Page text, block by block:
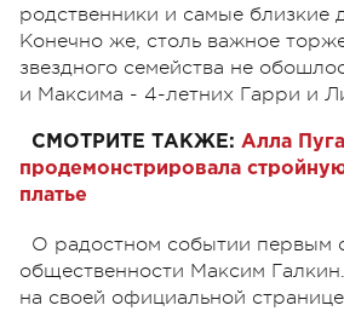
родственники и самые близкие
Конечно же, столь важное
звездного семейства не
и Максима - 4-летних Гарри и
СМОТРИТЕ ТАКЖЕ: Алла
продемонстрировала
платье
О радостном событии первым
общественности Максим
на своей официальной